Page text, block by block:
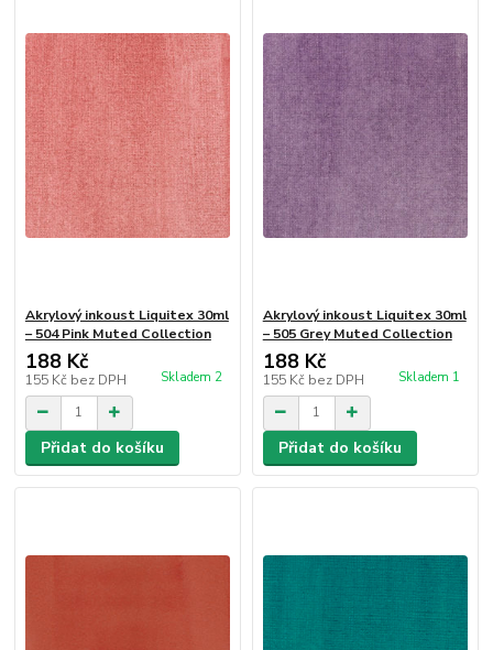
Akrylový inkoust Liquitex 30ml
– 504 Pink Muted Collection
188 Kč
155 Kč bez DPH Skladem 2
Přidat do košíku
Akrylový inkoust Liquitex 30ml
– 505 Grey Muted Collection
188 Kč
155 Kč bez DPH Skladem 1
Přidat do košíku